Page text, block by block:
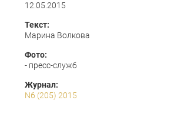
12.05.2015
Текст:
Марина Волкова
Фото:
- пресс-служб
Журнал:
N6 (205) 2015